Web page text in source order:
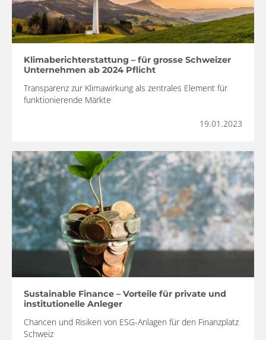
Klimaberichterstattung – für grosse Schweizer
Unternehmen ab 2024 Pflicht
Transparenz zur Klimawirkung als zentrales Element für
funktionierende Märkte
19.01.2023
Sustainable Finance – Vorteile für private und
institutionelle Anleger
Chancen und Risiken von ESG-Anlagen für den Finanzplatz
Schweiz